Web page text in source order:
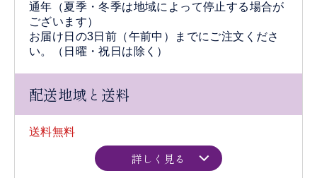
通年（夏季・冬季は地域によって停止する場合が
ございます）
お届け日の3日前（午前中）までにご注文くださ
い。（日曜・祝日は除く）
配送地域と送料
送料無料
詳しく見る